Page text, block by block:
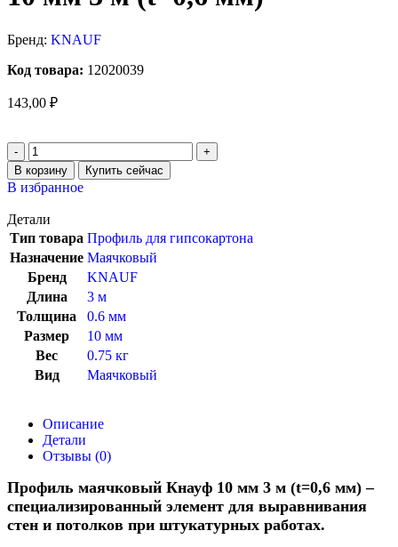
Бренд: KNAUF
Код товара: 12020039
143,00 ₽
В корзину Купить сейчас
В избранное
Детали
Тип товара Профиль для гипсокартона
Назначение Маячковый
Бренд
KNAUF
Длина
3 м
Толщина
0.6 мм
Размер
10 мм
Вес
0.75 кг
Вид
Маячковый
Описание
Детали
Отзывы (0)
Профиль маячковый Кнауф 10 мм 3 м (t=0,6 мм) –
специализированный элемент для выравнивания
стен и потолков при штукатурных работах.